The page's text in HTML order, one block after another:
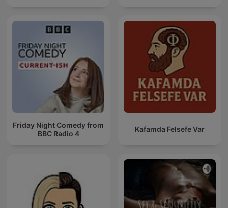
Friday Night Comedy from
BBC Radio 4
Kafamda Felsefe Var